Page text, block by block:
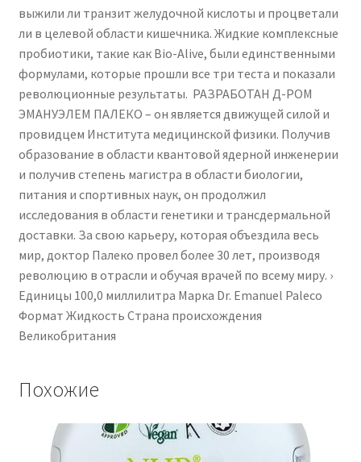
выжили ли транзит желудочной кислоты и процветали
ли в целевой области кишечника. Жидкие комплексные
пробиотики, такие как Bio-Alive, были единственными
формулами, которые прошли все три теста и показали
революционные результаты. ‍ РАЗРАБОТАН Д-РОМ
ЭМАНУЭЛЕМ ПАЛЕКО – он является движущей силой и
провидцем Института медицинской физики. Получив
образование в области квантовой ядерной инженерии
и получив степень магистра в области биологии,
питания и спортивных наук, он продолжил
исследования в области генетики и трансдермальной
доставки. За свою карьеру, которая объездила весь
мир, доктор Палеко провел более 30 лет, производя
революцию в отрасли и обучая врачей по всему миру. ›
Единицы ‎100,0 миллилитра Марка ‎Dr. Emanuel Paleco
Формат ‎Жидкость Страна происхождения
‎Великобритания
Похожие